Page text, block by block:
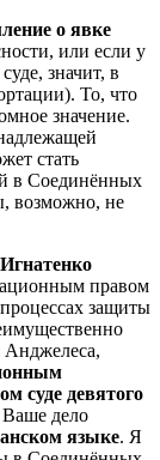
о явке
или если у
значит, в
То, что
значение.
стать
в Соединённых
возможно, не
правом
защиты
суде девятого
дело
языке. Я